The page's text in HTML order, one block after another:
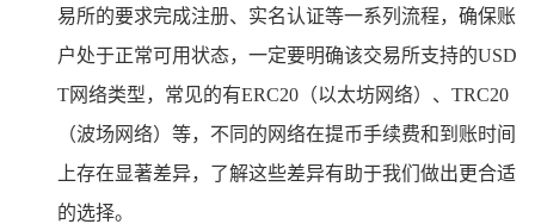
易所的要求完成注册、实名认证等一系列流程，确保账
户处于正常可用状态，一定要明确该交易所支持的USD
T网络类型，常见的有ERC20（以太坊网络）、TRC20
（波场网络）等，不同的网络在提币手续费和到账时间
上存在显著差异，了解这些差异有助于我们做出更合适
的选择。